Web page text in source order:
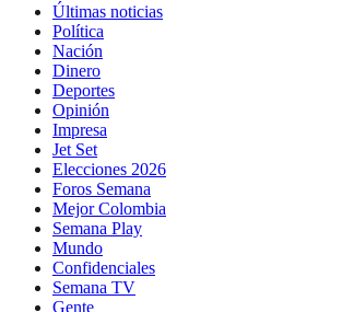
Últimas noticias
Política
Nación
Dinero
Deportes
Opinión
Impresa
Jet Set
Elecciones 2026
Foros Semana
Mejor Colombia
Semana Play
Mundo
Confidenciales
Semana TV
Gente